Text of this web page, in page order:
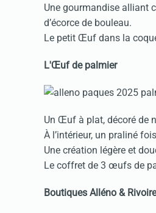
Une gourmandise alliant
d’écorce de bouleau.
Le petit Œuf dans la
L'Œuf de palmier
Un Œuf à plat, décoré de
À l’intérieur, un praliné
Une création légère et
Le coffret de 3 œufs de
Boutiques Alléno & Rivoire